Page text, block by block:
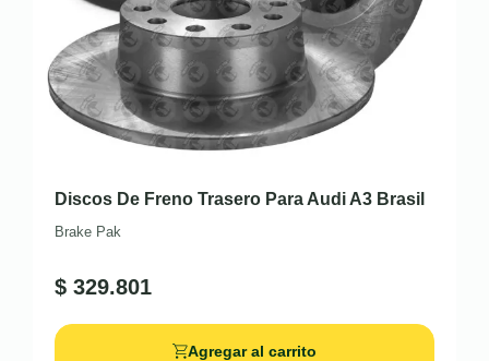
Discos De Freno Trasero Para Audi A3 Brasil
Brake Pak
$ 329.801
Agregar al carrito